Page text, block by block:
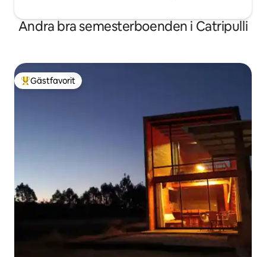
Andra bra semesterboenden i Catripulli
Populär gästfavorit
Gästfavorit